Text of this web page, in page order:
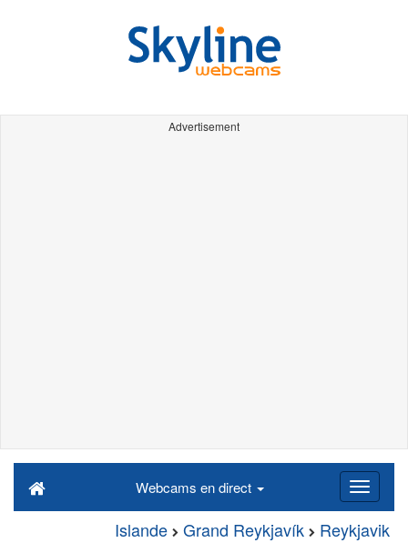
Advertisement
Webcams en direct
Islande Grand Reykjavík Reykjavik